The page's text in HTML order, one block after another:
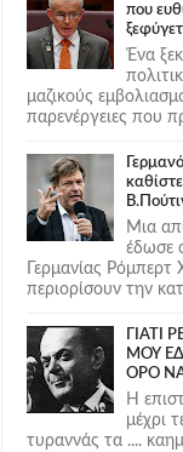
που
Ένα
μαζικούς
παρενέργειες που
Μια
έδωσε
Γερμανίας
περιορίσουν την
ΓΙΑΤΙ
ΜΟΥ
ΟΡΟ ΝΑ
Η
μέχρι
τυραννάς τα ....